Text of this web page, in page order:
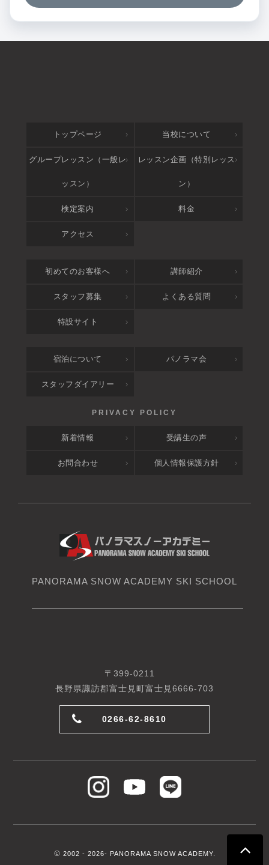
トップページ 当校について
グループレッスン（一般レ
ッスン）
レッスン企画（特別レッス
ン）
検定案内 料金
アクセス
初めてのお客様へ 講師紹介
スタッフ募集 よくある質問
特設サイト
宿泊について パノラマ会
スタッフダイアリー
新着情報 受講生の声
お問合わせ 個人情報保護方針
PANORAMA SNOW ACADEMY SKI SCHOOL
〒399-0211
長野県諏訪郡富士見町富士見6666-703
0266-62-8610
© 2002 - 2026- PANORAMA SNOW ACADEMY.